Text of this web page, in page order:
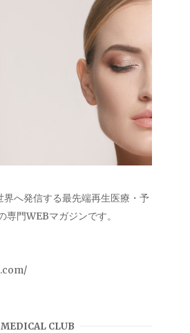
へ発信する最先端再生医療・予
門WEBマガジンです。
MEDICAL CLUB